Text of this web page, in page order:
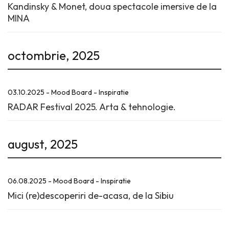
Kandinsky & Monet, doua spectacole imersive de la
MINA
octombrie, 2025
03.10.2025 - Mood Board - Inspiratie
RADAR Festival 2025. Arta & tehnologie.
august, 2025
06.08.2025 - Mood Board - Inspiratie
Mici (re)descoperiri de-acasa, de la Sibiu